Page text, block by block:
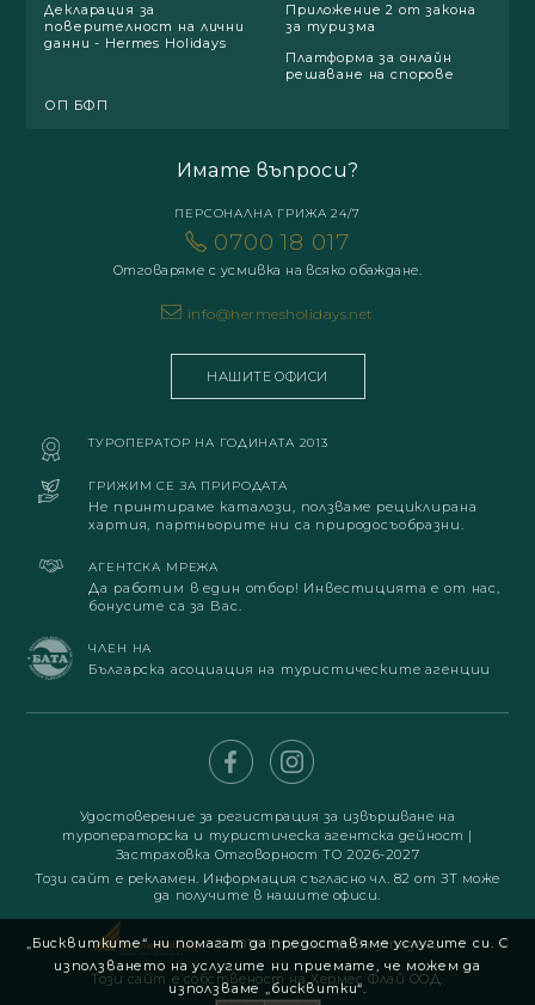
Декларация за
поверителност на лични
данни - Hermes Holidays
Приложение 2 от закона
за туризма
Платформа за онлайн
решаване на спорове
ОП БФП
Имате въпроси?
ПЕРСОНАЛНА ГРИЖА 24/7
0700 18 017
Отговаряме с усмивка на всяко обаждане.
info@hermesholidays.net
НАШИТЕ ОФИСИ
ТУРОПЕРАТОР НА ГОДИНАТА 2013
ГРИЖИМ СЕ ЗА ПРИРОДАТА
Не принтираме каталози, ползваме рециклирана
хартия, партньорите ни са природосъобразни.
АГЕНТСКА МРЕЖА
Да работим в един отбор! Инвестицията е от нас,
бонусите са за Вас.
ЧЛЕН НА
Българска асоциация на туристическите агенции
Удостоверение за регистрация за извършване на
туроператорска и туристическа агентска дейност |
Застраховка Отговорност ТО 2026-2027
Този сайт е рекламен. Информация съгласно чл. 82 от ЗТ може
да получите в нашите офиси.
© 2019. Всички права запазени
Този сайт е собственост на Хермес Флай ООД.
„Бисквитките“ ни помагат да предоставяме услугите си. С
използването на услугите ни приемате, че можем да
използваме „бисквитки“.